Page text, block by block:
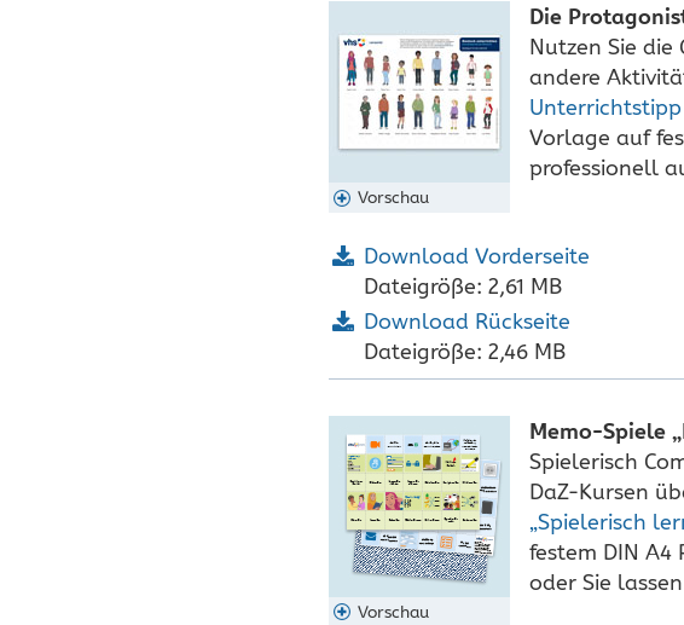
Vorschau
Die
Nutzen Sie
andere
Vorlage auf
professionell
Download Vorderseite
Dateigröße: 2,61 MB
Download Rückseite
Dateigröße: 2,46 MB
Vorschau
Memo-Spiele
Spielerisch
DaZ-Kursen
„Spielerisch
festem DIN A4
oder Sie